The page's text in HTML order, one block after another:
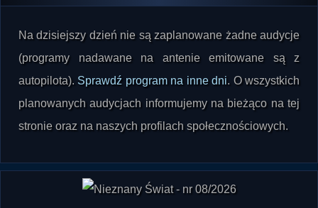
Na dzisiejszy dzień nie są zaplanowane żadne audycje
(programy nadawane na antenie emitowane są z
autopilota).
Sprawdź program na inne dni. O wszystkich
planowanych audycjach informujemy na bieżąco na tej
stronie oraz na naszych profilach społecznościowych.